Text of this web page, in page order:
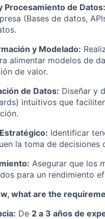
Procesamiento de Datos:
(Bases de datos,
y Modelado:
alimentar modelos de
de valor.
de Datos: Diseñar y
intuitivos que
Identificar
la toma de decisiones
Asegurar que los
para un rendimiento
what are the
De 2 a 3 años de